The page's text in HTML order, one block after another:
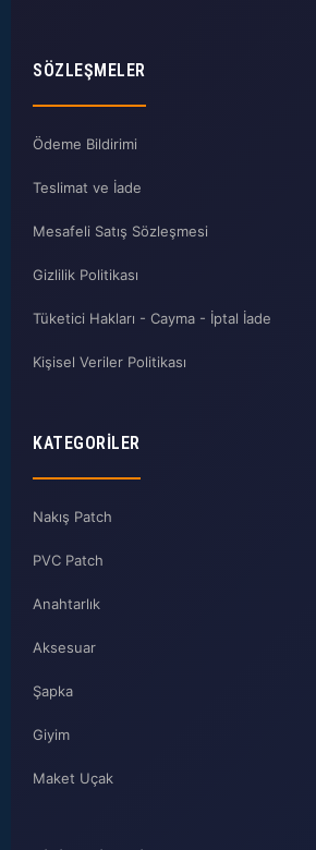
SÖZLEŞMELER
Ödeme Bildirimi
Teslimat ve İade
Mesafeli Satış Sözleşmesi
Gizlilik Politikası
Tüketici Hakları - Cayma - İptal İade
Kişisel Veriler Politikası
KATEGORILER
Nakış Patch
PVC Patch
Anahtarlık
Aksesuar
Şapka
Giyim
Maket Uçak